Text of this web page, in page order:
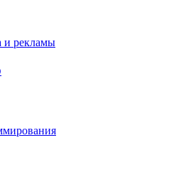
и рекламы